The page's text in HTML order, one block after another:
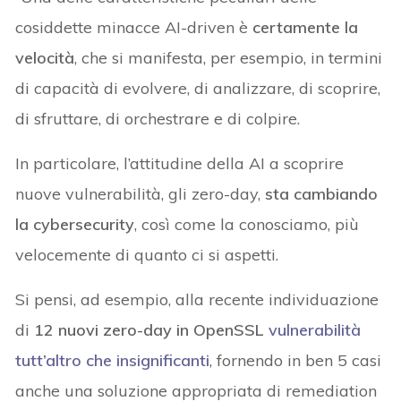
cosiddette minacce AI-driven è certamente la
velocità, che si manifesta, per esempio, in termini
di capacità di evolvere, di analizzare, di scoprire,
di sfruttare, di orchestrare e di colpire.
In particolare, l’attitudine della AI a scoprire
nuove vulnerabilità, gli zero-day, sta cambiando
la cybersecurity, così come la conosciamo, più
velocemente di quanto ci si aspetti.
Si pensi, ad esempio, alla recente individuazione
di 12 nuovi zero-day in OpenSSL vulnerabilità
tutt’altro che insignificanti, fornendo in ben 5 casi
anche una soluzione appropriata di remediation